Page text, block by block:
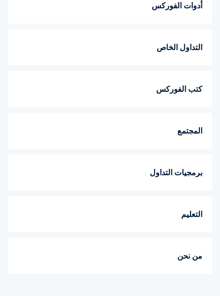
أدوات الفوركس
التداول الخاص
كتب الفوركس
المجتمع
برمجيات التداول
التعليم
من نحن